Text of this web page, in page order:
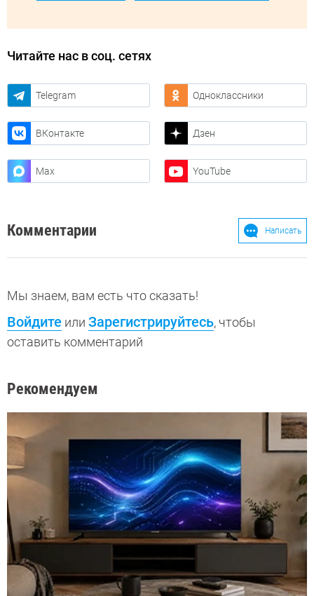
Читайте нас в соц. сетях
Telegram Одноклассники
ВКонтакте Дзен
Max YouTube
Комментарии Написать
Мы знаем, вам есть что сказать!
Войдите или Зарегистрируйтесь, чтобы
оставить комментарий
Рекомендуем